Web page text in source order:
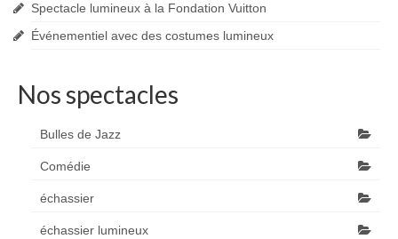
Spectacle lumineux à la Fondation Vuitton
Événementiel avec des costumes lumineux
Nos spectacles
Bulles de Jazz
Comédie
échassier
échassier lumineux